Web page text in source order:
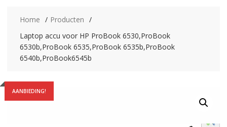
Home
Producten
Laptop accu voor HP ProBook 6530,ProBook
6530b,ProBook 6535,ProBook 6535b,ProBook
6540b,ProBook6545b
AANBIEDING!